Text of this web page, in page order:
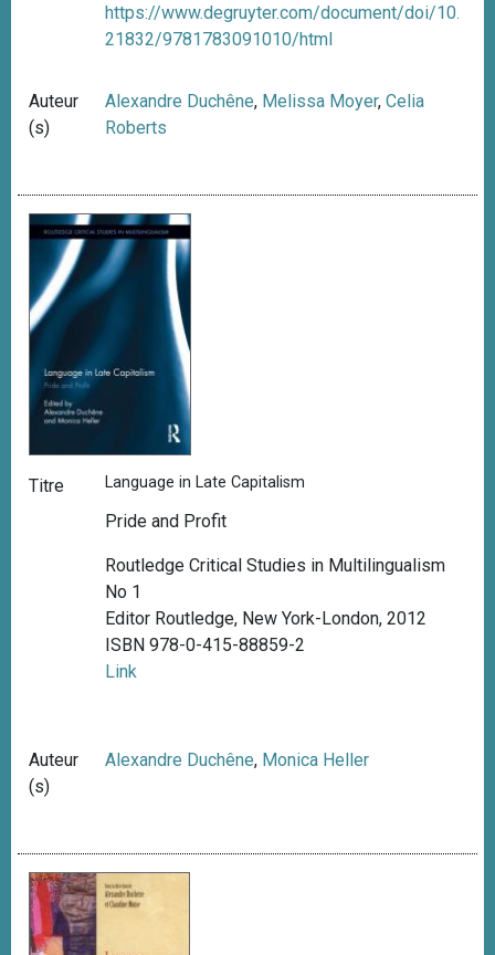
https://www.degruyter.com/document/doi/10.
21832/9781783091010/html
Auteur
(s)
Alexandre Duchêne, Melissa Moyer,Celia
Roberts
Titre Language in Late Capitalism
Pride and Profit
Routledge Critical Studies in Multilingualism
No 1
Editor Routledge, New York-London, 2012
ISBN 978-0-415-88859-2
Link
Auteur
(s)
Alexandre Duchêne, Monica Heller